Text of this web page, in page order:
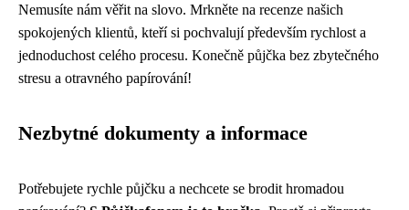
Nemusíte nám věřit na slovo. Mrkněte na recenze našich
spokojených klientů, kteří si pochvalují především rychlost a
jednoduchost celého procesu. Konečně půjčka bez zbytečného
stresu a otravného papírování!
Nezbytné dokumenty a informace
Potřebujete rychle půjčku a nechcete se brodit hromadou